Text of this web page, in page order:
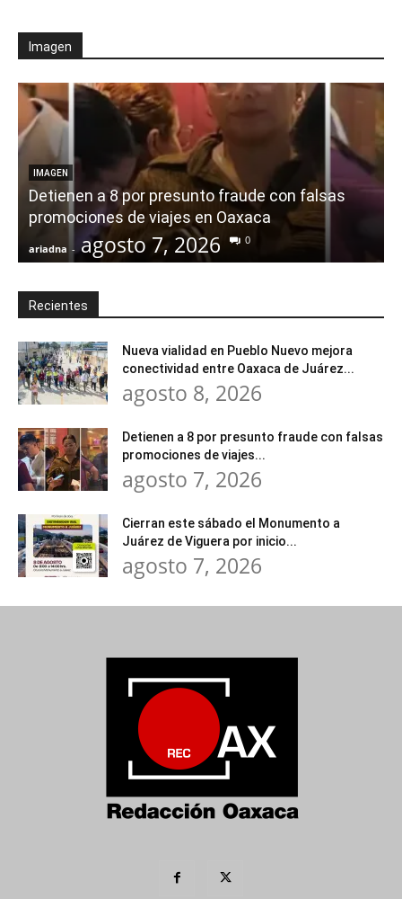
Imagen
IMAGEN
Detienen a 8 por presunto fraude con falsas
promociones de viajes en Oaxaca
ariadna - agosto 7, 2026 0
Recientes
Nueva vialidad en Pueblo Nuevo mejora
conectividad entre Oaxaca de Juárez...
agosto 8, 2026
Detienen a 8 por presunto fraude con falsas
promociones de viajes...
agosto 7, 2026
Cierran este sábado el Monumento a
Juárez de Viguera por inicio...
agosto 7, 2026